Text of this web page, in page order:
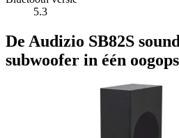
5.3
De Audizio SB82S
subwoofer in één